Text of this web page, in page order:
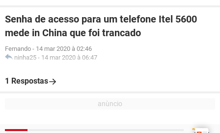
Senha de acesso para um telefone Itel 5600
mede in China que foi trancado
Fernando - 14 mar 2020 à 02:46
ninha25 - 14 mar 2020 à 06:47
1 Respostas